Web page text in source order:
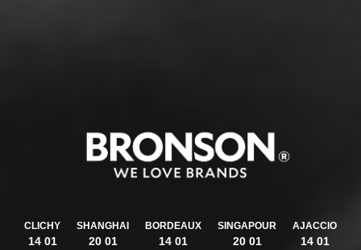
CLICHY
14 01
SHANGHAI
20 01
BORDEAUX
14 01
SINGAPOUR
20 01
AJACCIO
14 01